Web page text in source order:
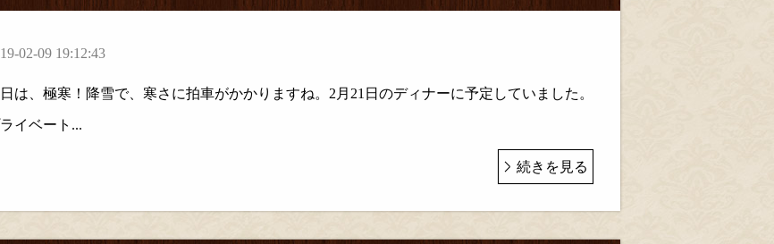
02-09 19:12:43
は、極寒！降雪で、寒さに拍車がかかりますね。2月21日のディナーに予定していました。
イベート...
続きを見る